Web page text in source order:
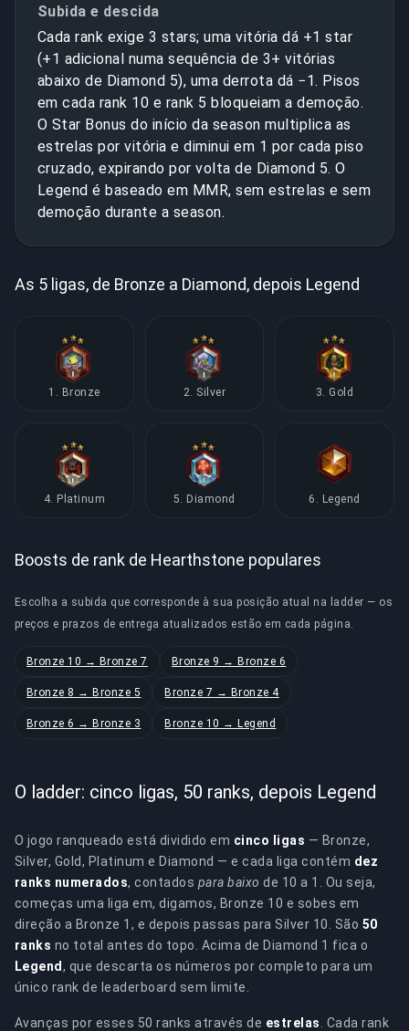
Subida e descida
Cada rank exige 3 stars; uma vitória dá +1 star
(+1 adicional numa sequência de 3+ vitórias
abaixo de Diamond 5), uma derrota dá −1. Pisos
em cada rank 10 e rank 5 bloqueiam a demoção.
O Star Bonus do início da season multiplica as
estrelas por vitória e diminui em 1 por cada piso
cruzado, expirando por volta de Diamond 5. O
Legend é baseado em MMR, sem estrelas e sem
demoção durante a season.
As 5 ligas, de Bronze a Diamond, depois Legend
1. Bronze 2. Silver 3. Gold
4. Platinum 5. Diamond 6. Legend
Boosts de rank de Hearthstone populares
Escolha a subida que corresponde à sua posição atual na ladder — os
preços e prazos de entrega atualizados estão em cada página.
Bronze 10 → Bronze 7 Bronze 9 → Bronze 6
Bronze 8 → Bronze 5 Bronze 7 → Bronze 4
Bronze 6 → Bronze 3 Bronze 10 → Legend
O ladder: cinco ligas, 50 ranks, depois Legend
O jogo ranqueado está dividido em cinco ligas — Bronze,
Silver, Gold, Platinum e Diamond — e cada liga contém dez
ranks numerados, contados para baixo de 10 a 1. Ou seja,
começas uma liga em, digamos, Bronze 10 e sobes em
direção a Bronze 1, e depois passas para Silver 10. São 50
ranks no total antes do topo. Acima de Diamond 1 fica o
Legend , que descarta os números por completo para um
único rank de leaderboard sem limite.
Avanças por esses 50 ranks através de estrelas . Cada rank